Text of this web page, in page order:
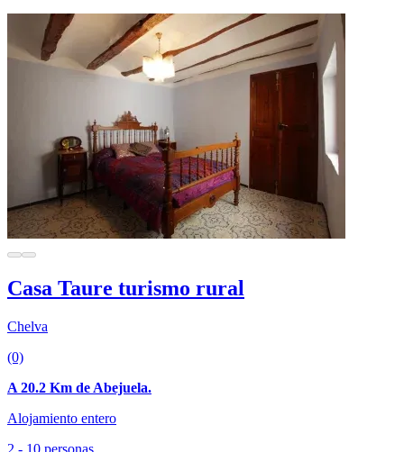
Casa Taure turismo rural
Chelva
(0)
A 20.2 Km de Abejuela.
Alojamiento entero